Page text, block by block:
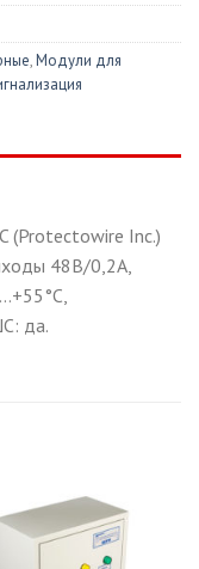
,Модули для
(Protectowire Inc.)
48В/0,2А,
да.